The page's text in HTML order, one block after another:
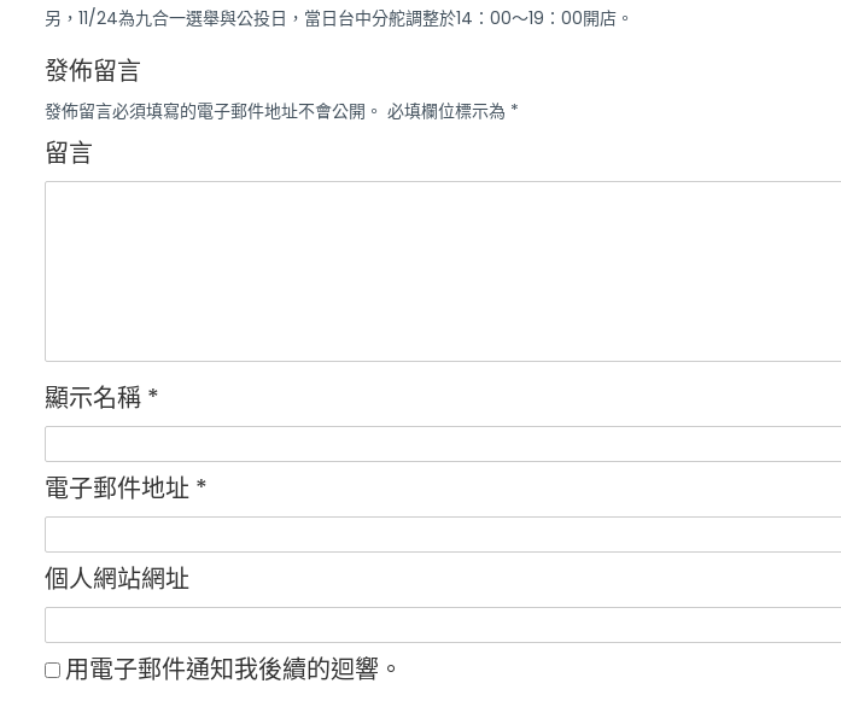
另，11/24為九合一選舉與公投日，當日台中分舵調整於14：00～19：00開店。
發佈留言
發佈留言必須填寫的電子郵件地址不會公開。 必填欄位標示為 *
留言
顯示名稱 *
電子郵件地址 *
個人網站網址
用電子郵件通知我後續的迴響。